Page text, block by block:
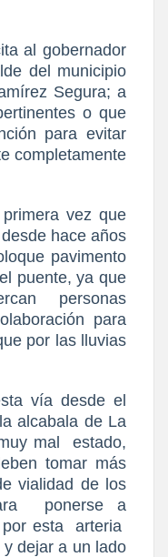
al gobernador
del municipio
Segura; a
o que
para evitar
completamente
vez que
hace años
pavimento
puente, ya que
personas
para
por las lluvias
vía desde el
alcabala de La
mal
estado,
tomar más
vialidad de los
ponerse a
esta
arteria
dejar a un lado